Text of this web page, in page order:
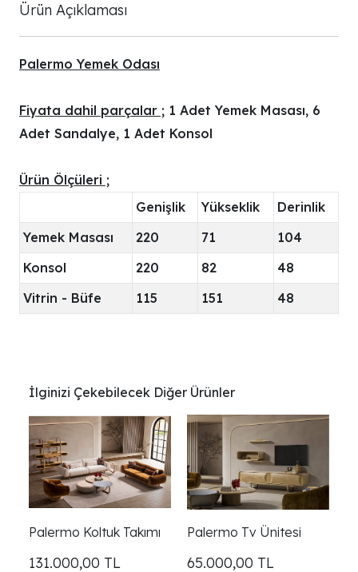
Ürün Açıklaması
Palermo Yemek Odası
Fiyata dahil parçalar ; 1 Adet Yemek Masası, 6
Adet Sandalye, 1 Adet Konsol
Ürün Ölçüleri ;
Genişlik
Yükseklik
Derinlik
Yemek Masası
220 71
104
Konsol
220 82
48
Vitrin - Büfe
115 151 48
İlginizi Çekebilecek Diğer Ürünler
Palermo Koltuk Takımı
131.000,00 TL
Palermo Tv Ünitesi
65.000,00 TL